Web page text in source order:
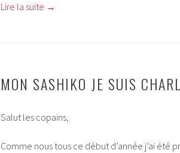
Lire la suite →
MON SASHIKO JE SUIS
Salut les copains,
Comme nous tous ce début d’année j’ai